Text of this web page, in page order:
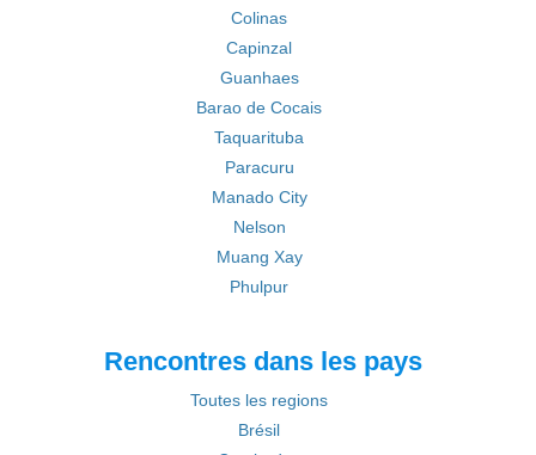
Colinas
Capinzal
Guanhaes
Barao de Cocais
Taquarituba
Paracuru
Manado City
Nelson
Muang Xay
Phulpur
Rencontres dans les pays
Toutes les regions
Brésil